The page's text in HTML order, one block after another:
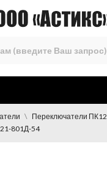
Переключатели ПК12
801Д-54